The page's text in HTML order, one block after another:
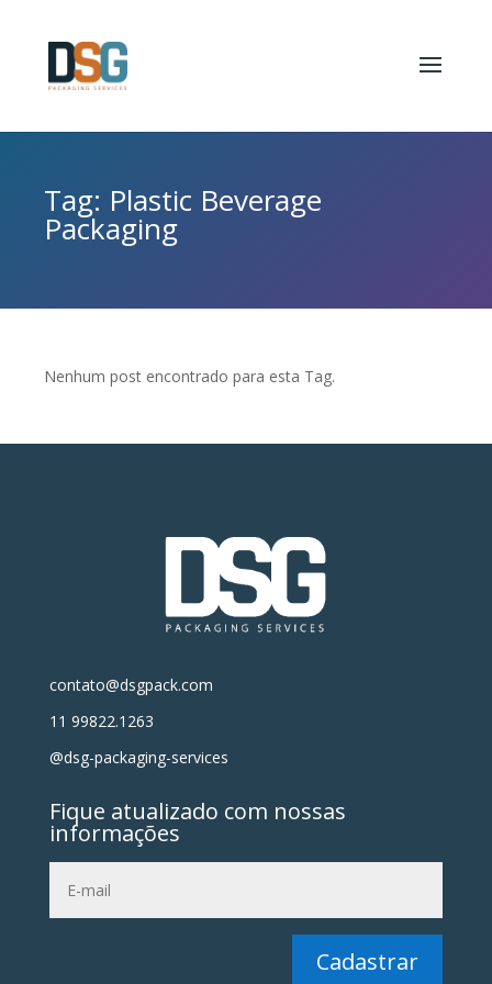
Tag: Plastic Beverage
Packaging
Nenhum post encontrado para esta Tag.
contato@dsgpack.com
11 99822.1263
@dsg-packaging-services
Fique atualizado com nossas
informações
Cadastrar